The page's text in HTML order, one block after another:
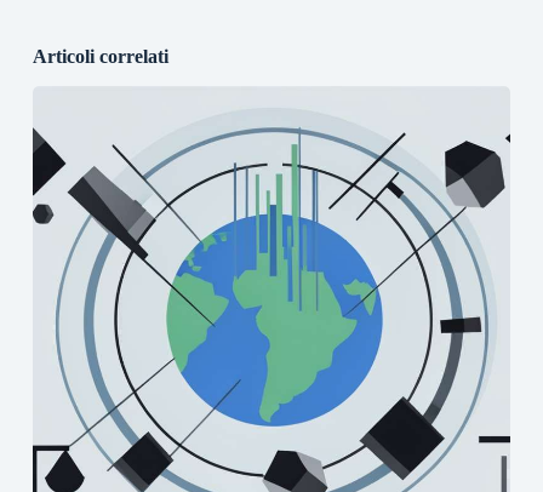
Articoli correlati